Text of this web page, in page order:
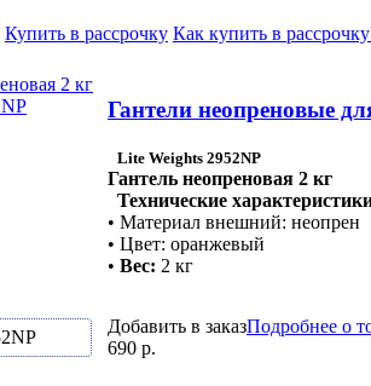
Купить в рассрочку Как купить в
Гантели неопреновые
Lite Weights 2952NP
Гантель неопреновая 2 кг
Технические
• Материал внешний: неопрен
• Цвет: оранжевый
• Вес: 2 кг
Добавить в заказПодробнее о
690 р.